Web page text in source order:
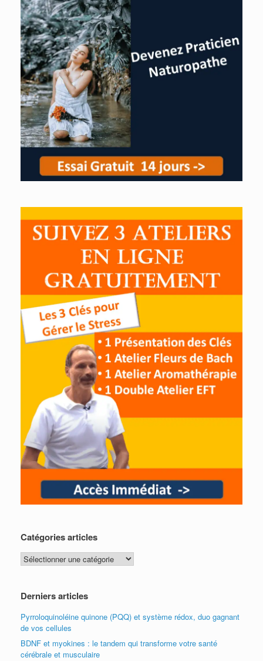
Catégories articles
Catégories
articles
Derniers articles
Pyrroloquinoléine quinone (PQQ) et système rédox, duo gagnant
de vos cellules
BDNF et myokines : le tandem qui transforme votre santé
cérébrale et musculaire